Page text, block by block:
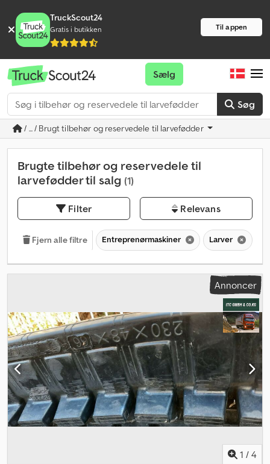
TruckScout24
Gratis i butikken Til appen
Søg
Sælg
/ ... / Brugt tilbehør og reservedele til larvefødder
Brugte tilbehør og reservedele til
larvefødder til salg (1)
Filter Relevans
Fjern alle filtre Entreprenørmaskiner Larver
Annoncer
1 / 4